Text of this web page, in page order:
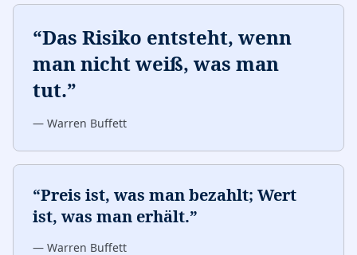
“Das Risiko entsteht, wenn
man nicht weiß, was man
tut.”
— Warren Buffett
“Preis ist, was man bezahlt; Wert
ist, was man erhält.”
— Warren Buffett